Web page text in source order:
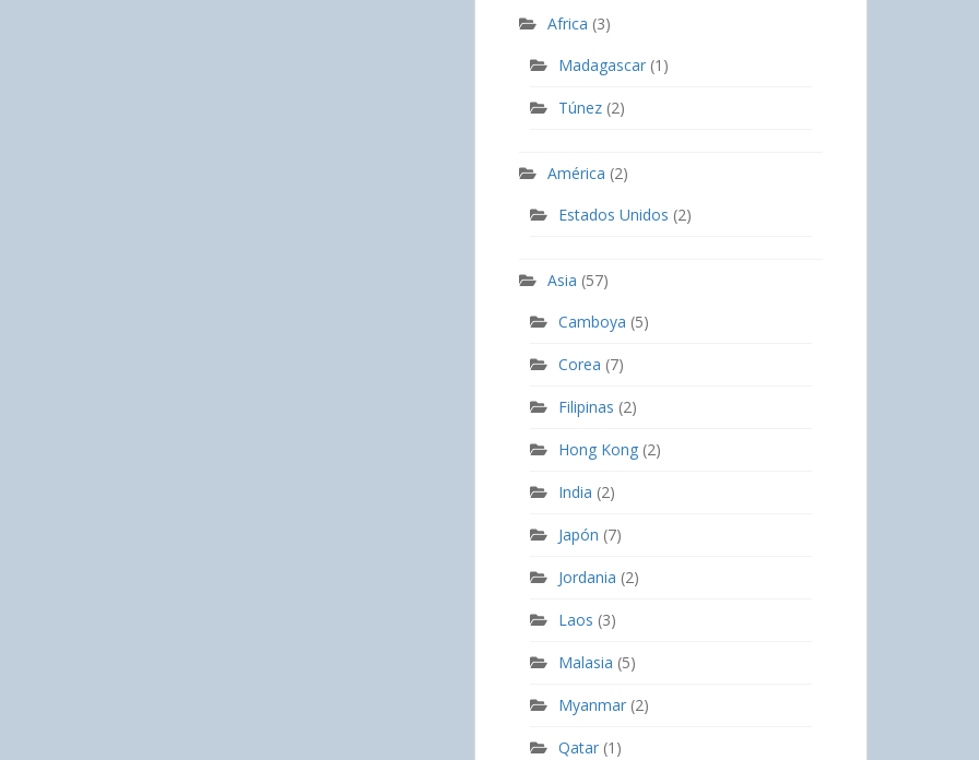
Africa (3)
Madagascar (1)
Túnez (2)
América (2)
Estados Unidos (2)
Asia (57)
Camboya (5)
Corea (7)
Filipinas (2)
Hong Kong (2)
India (2)
Japón (7)
Jordania (2)
Laos (3)
Malasia (5)
Myanmar (2)
Qatar (1)